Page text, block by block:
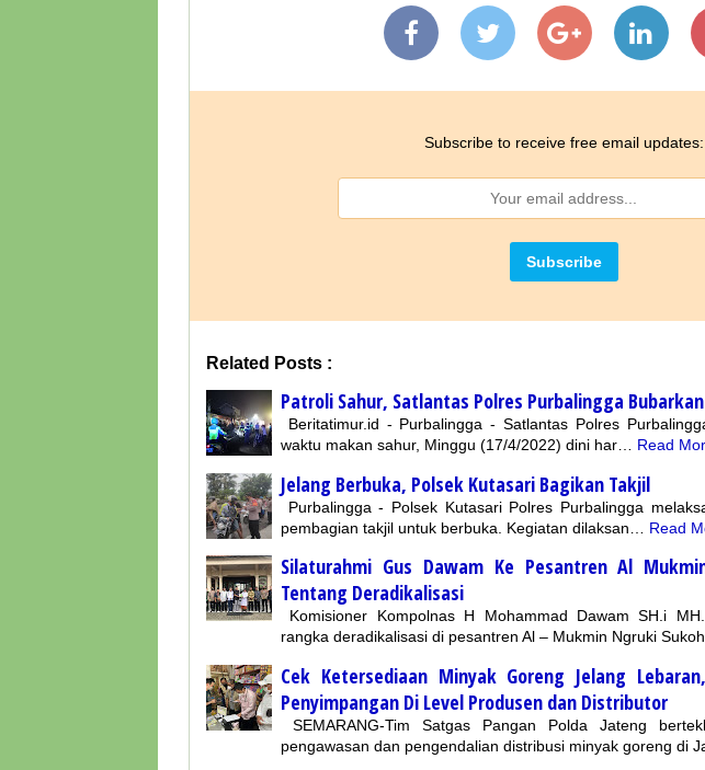
Subscribe to receive free email updates:
Related Posts :
Patroli Sahur, Satlantas Polres Purbalingga
Beritatimur.id - Purbalingga - Satlantas Polres
waktu makan sahur, Minggu (17/4/2022) dini har…
Read
Jelang Berbuka, Polsek Kutasari Bagikan Takjil
Purbalingga - Polsek Kutasari Polres Purbalingga
pembagian takjil untuk berbuka. Kegiatan dilaksan…
Read
Silaturahmi Gus Dawam Ke Pesantren Al
Tentang Deradikalisasi
Komisioner Kompolnas H Mohammad Dawam SH.i
rangka deradikalisasi di pesantren Al – Mukmin Ngruki
Cek Ketersediaan Minyak Goreng Jelang
Penyimpangan Di Level Produsen dan Distributor
SEMARANG-Tim Satgas Pangan Polda Jateng
pengawasan dan pengendalian distribusi minyak goreng di